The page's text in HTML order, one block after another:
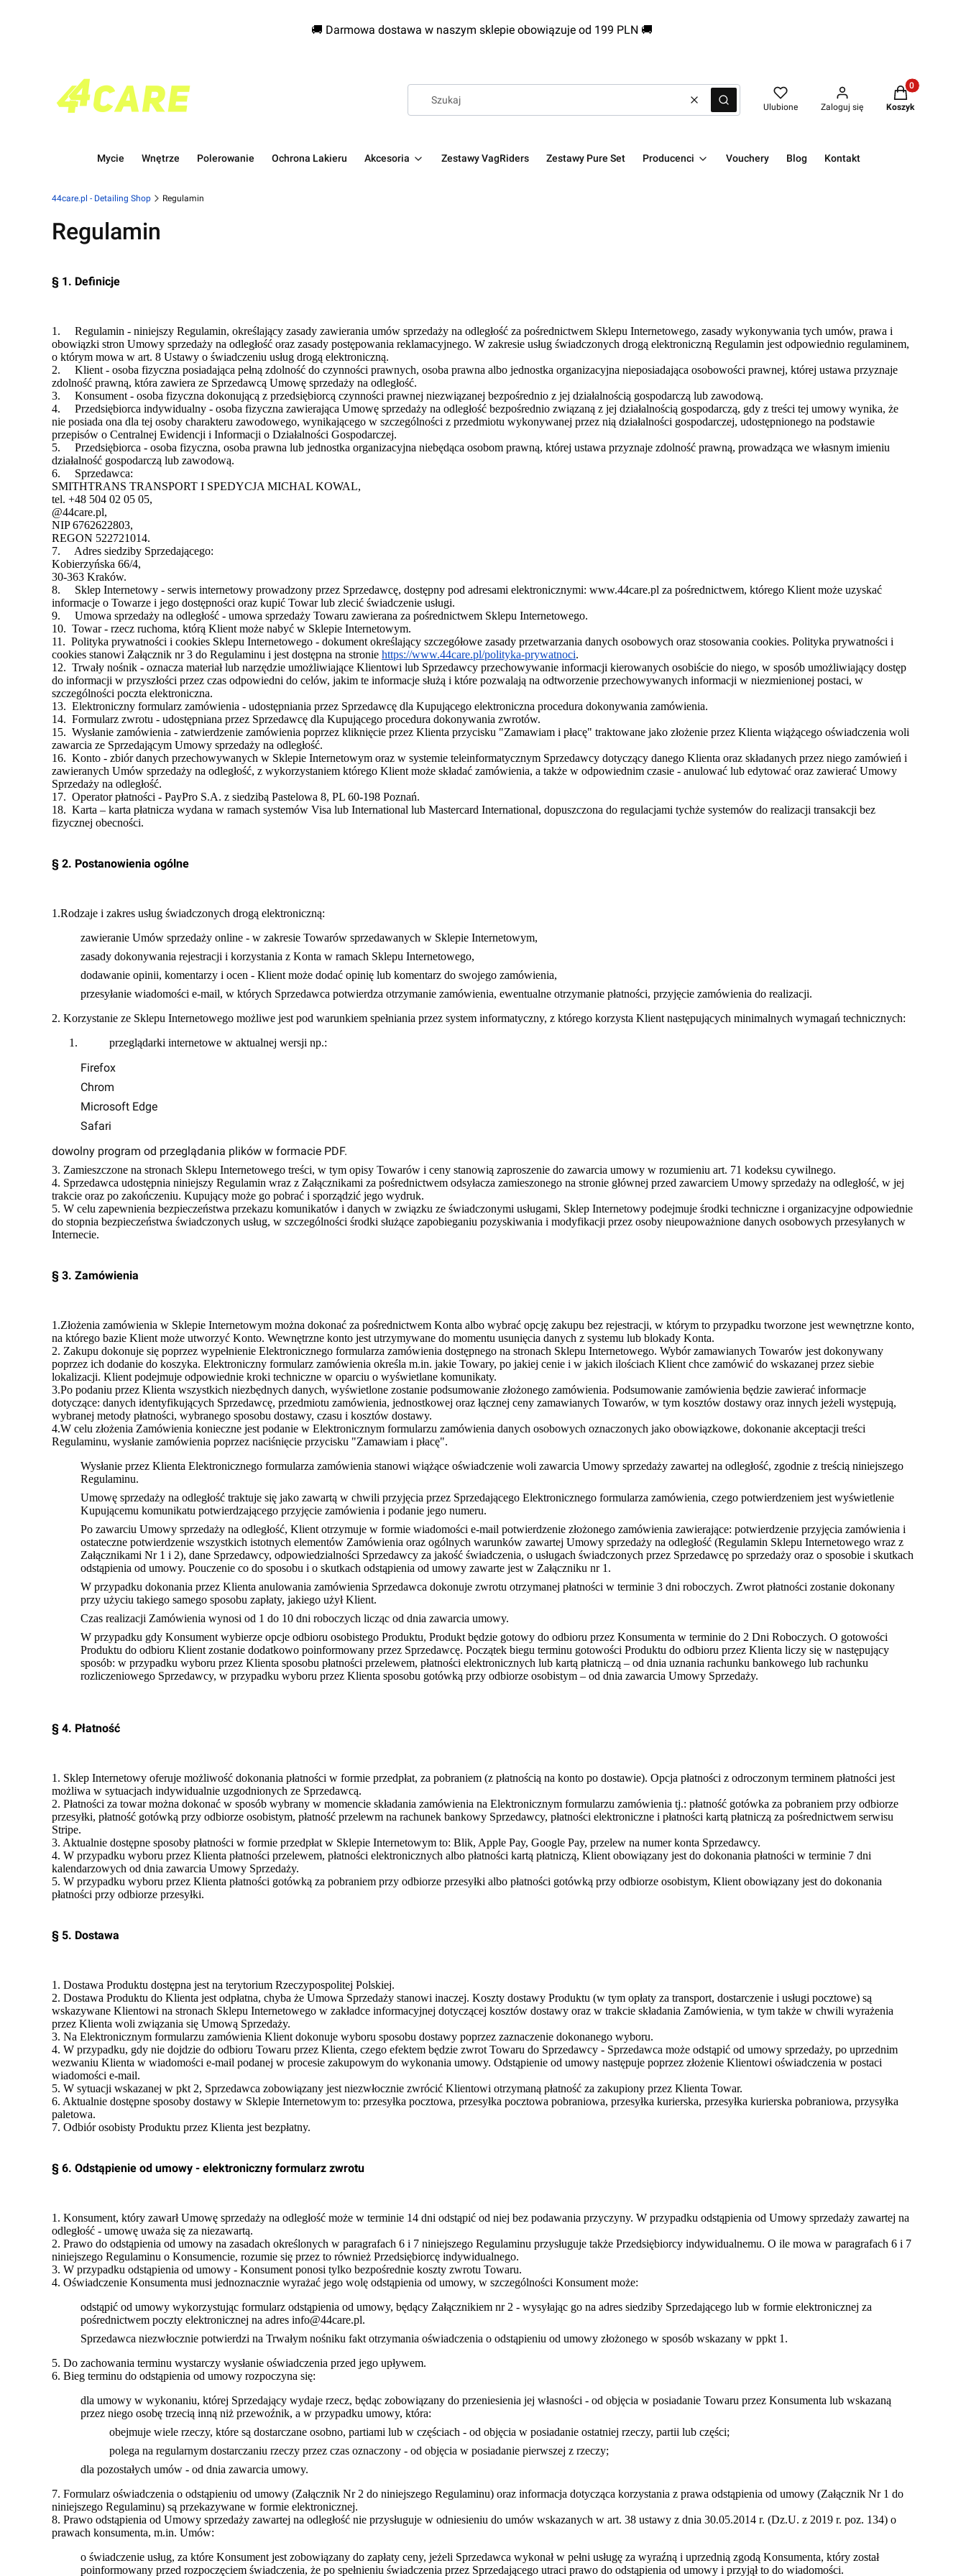
🚚 Darmowa dostawa w naszym sklepie obowiązuje od 199 PLN 🚚
WyczyśćSzukaj Ulubione Zaloguj się
Produkty w
Koszyk
Mycie Wnętrze Polerowanie Ochrona Lakieru Akcesoria Zestawy VagRiders Zestawy Pure Set Producenci Vouchery Blog Kontakt
44care.pl - Detailing Shop Regulamin
Regulamin
§ 1. Definicje
1. Regulamin - niniejszy Regulamin, określający zasady zawierania umów sprzedaży na odległość za pośrednictwem Sklepu Internetowego, zasady wykonywania tych umów, prawa i
obowiązki stron Umowy sprzedaży na odległość oraz zasady postępowania reklamacyjnego. W zakresie usług świadczonych drogą elektroniczną Regulamin jest odpowiednio regulaminem,
o którym mowa w art. 8 Ustawy o świadczeniu usług drogą elektroniczną.
2. Klient - osoba fizyczna posiadająca pełną zdolność do czynności prawnych, osoba prawna albo jednostka organizacyjna nieposiadająca osobowości prawnej, której ustawa przyznaje
zdolność prawną, która zawiera ze Sprzedawcą Umowę sprzedaży na odległość.
3. Konsument - osoba fizyczna dokonującą z przedsiębiorcą czynności prawnej niezwiązanej bezpośrednio z jej działalnością gospodarczą lub zawodową.
4. Przedsiębiorca indywidualny - osoba fizyczna zawierająca Umowę sprzedaży na odległość bezpośrednio związaną z jej działalnością gospodarczą, gdy z treści tej umowy wynika, że
nie posiada ona dla tej osoby charakteru zawodowego, wynikającego w szczególności z przedmiotu wykonywanej przez nią działalności gospodarczej, udostępnionego na podstawie
przepisów o Centralnej Ewidencji i Informacji o Działalności Gospodarczej.
5. Przedsiębiorca - osoba fizyczna, osoba prawna lub jednostka organizacyjna niebędąca osobom prawną, której ustawa przyznaje zdolność prawną, prowadząca we własnym imieniu
działalność gospodarczą lub zawodową.
6. Sprzedawca:
SMITHTRANS TRANSPORT I SPEDYCJA MICHAL KOWAL,
tel. +48 504 02 05 05,
@44care.pl,
NIP 6762622803,
REGON 522721014.
7. Adres siedziby Sprzedającego:
Kobierzyńska 66/4,
30-363 Kraków.
8. Sklep Internetowy - serwis internetowy prowadzony przez Sprzedawcę, dostępny pod adresami elektronicznymi: www.44care.pl za pośrednictwem, którego Klient może uzyskać
informacje o Towarze i jego dostępności oraz kupić Towar lub zlecić świadczenie usługi.
9. Umowa sprzedaży na odległość - umowa sprzedaży Towaru zawierana za pośrednictwem Sklepu Internetowego.
10. Towar - rzecz ruchoma, którą Klient może nabyć w Sklepie Internetowym.
11. Polityka prywatności i cookies Sklepu Internetowego - dokument określający szczegółowe zasady przetwarzania danych osobowych oraz stosowania cookies. Polityka prywatności i
cookies stanowi Załącznik nr 3 do Regulaminu i jest dostępna na stronie https://www.44care.pl/polityka-prywatnoci.
12. Trwały nośnik - oznacza materiał lub narzędzie umożliwiające Klientowi lub Sprzedawcy przechowywanie informacji kierowanych osobiście do niego, w sposób umożliwiający dostęp
do informacji w przyszłości przez czas odpowiedni do celów, jakim te informacje służą i które pozwalają na odtworzenie przechowywanych informacji w niezmienionej postaci, w
szczególności poczta elektroniczna.
13. Elektroniczny formularz zamówienia - udostępniania przez Sprzedawcę dla Kupującego elektroniczna procedura dokonywania zamówienia.
14. Formularz zwrotu - udostępniana przez Sprzedawcę dla Kupującego procedura dokonywania zwrotów.
15. Wysłanie zamówienia - zatwierdzenie zamówienia poprzez kliknięcie przez Klienta przycisku "Zamawiam i płacę" traktowane jako złożenie przez Klienta wiążącego oświadczenia woli
zawarcia ze Sprzedającym Umowy sprzedaży na odległość.
16. Konto - zbiór danych przechowywanych w Sklepie Internetowym oraz w systemie teleinformatycznym Sprzedawcy dotyczący danego Klienta oraz składanych przez niego zamówień i
zawieranych Umów sprzedaży na odległość, z wykorzystaniem którego Klient może składać zamówienia, a także w odpowiednim czasie - anulować lub edytować oraz zawierać Umowy
Sprzedaży na odległość.
17. Operator płatności - PayPro S.A. z siedzibą Pastelowa 8, PL 60-198 Poznań.
18. Karta – karta płatnicza wydana w ramach systemów Visa lub International lub Mastercard International, dopuszczona do regulacjami tychże systemów do realizacji transakcji bez
fizycznej obecności.
§ 2. Postanowienia ogólne
1.Rodzaje i zakres usług świadczonych drogą elektroniczną:
zawieranie Umów sprzedaży online - w zakresie Towarów sprzedawanych w Sklepie Internetowym,
zasady dokonywania rejestracji i korzystania z Konta w ramach Sklepu Internetowego,
dodawanie opinii, komentarzy i ocen - Klient może dodać opinię lub komentarz do swojego zamówienia,
przesyłanie wiadomości e-mail, w których Sprzedawca potwierdza otrzymanie zamówienia, ewentualne otrzymanie płatności, przyjęcie zamówienia do realizacji.
2. Korzystanie ze Sklepu Internetowego możliwe jest pod warunkiem spełniania przez system informatyczny, z którego korzysta Klient następujących minimalnych wymagań technicznych:
przeglądarki internetowe w aktualnej wersji np.:
Firefox
Chrom
Microsoft Edge
Safari
dowolny program od przeglądania plików w formacie PDF.
3. Zamieszczone na stronach Sklepu Internetowego treści, w tym opisy Towarów i ceny stanowią zaproszenie do zawarcia umowy w rozumieniu art. 71 kodeksu cywilnego.
4. Sprzedawca udostępnia niniejszy Regulamin wraz z Załącznikami za pośrednictwem odsyłacza zamieszonego na stronie głównej przed zawarciem Umowy sprzedaży na odległość, w jej
trakcie oraz po zakończeniu. Kupujący może go pobrać i sporządzić jego wydruk.
5. W celu zapewnienia bezpieczeństwa przekazu komunikatów i danych w związku ze świadczonymi usługami, Sklep Internetowy podejmuje środki techniczne i organizacyjne odpowiednie
do stopnia bezpieczeństwa świadczonych usług, w szczególności środki służące zapobieganiu pozyskiwania i modyfikacji przez osoby nieupoważnione danych osobowych przesyłanych w
Internecie.
§ 3. Zamówienia
1.Złożenia zamówienia w Sklepie Internetowym można dokonać za pośrednictwem Konta albo wybrać opcję zakupu bez rejestracji, w którym to przypadku tworzone jest wewnętrzne konto,
na którego bazie Klient może utworzyć Konto. Wewnętrzne konto jest utrzymywane do momentu usunięcia danych z systemu lub blokady Konta.
2. Zakupu dokonuje się poprzez wypełnienie Elektronicznego formularza zamówienia dostępnego na stronach Sklepu Internetowego. Wybór zamawianych Towarów jest dokonywany
poprzez ich dodanie do koszyka. Elektroniczny formularz zamówienia określa m.in. jakie Towary, po jakiej cenie i w jakich ilościach Klient chce zamówić do wskazanej przez siebie
lokalizacji. Klient podejmuje odpowiednie kroki techniczne w oparciu o wyświetlane komunikaty.
3.Po podaniu przez Klienta wszystkich niezbędnych danych, wyświetlone zostanie podsumowanie złożonego zamówienia. Podsumowanie zamówienia będzie zawierać informacje
dotyczące: danych identyfikujących Sprzedawcę, przedmiotu zamówienia, jednostkowej oraz łącznej ceny zamawianych Towarów, w tym kosztów dostawy oraz innych jeżeli występują,
wybranej metody płatności, wybranego sposobu dostawy, czasu i kosztów dostawy.
4.W celu złożenia Zamówienia konieczne jest podanie w Elektronicznym formularzu zamówienia danych osobowych oznaczonych jako obowiązkowe, dokonanie akceptacji treści
Regulaminu, wysłanie zamówienia poprzez naciśnięcie przycisku "Zamawiam i płacę".
Wysłanie przez Klienta Elektronicznego formularza zamówienia stanowi wiążące oświadczenie woli zawarcia Umowy sprzedaży zawartej na odległość, zgodnie z treścią niniejszego
Regulaminu.
Umowę sprzedaży na odległość traktuje się jako zawartą w chwili przyjęcia przez Sprzedającego Elektronicznego formularza zamówienia, czego potwierdzeniem jest wyświetlenie
Kupującemu komunikatu potwierdzającego przyjęcie zamówienia i podanie jego numeru.
Po zawarciu Umowy sprzedaży na odległość, Klient otrzymuje w formie wiadomości e-mail potwierdzenie złożonego zamówienia zawierające: potwierdzenie przyjęcia zamówienia i
ostateczne potwierdzenie wszystkich istotnych elementów Zamówienia oraz ogólnych warunków zawartej Umowy sprzedaży na odległość (Regulamin Sklepu Internetowego wraz z
Załącznikami Nr 1 i 2), dane Sprzedawcy, odpowiedzialności Sprzedawcy za jakość świadczenia, o usługach świadczonych przez Sprzedawcę po sprzedaży oraz o sposobie i skutkach
odstąpienia od umowy. Pouczenie co do sposobu i o skutkach odstąpienia od umowy zawarte jest w Załączniku nr 1.
W przypadku dokonania przez Klienta anulowania zamówienia Sprzedawca dokonuje zwrotu otrzymanej płatności w terminie 3 dni roboczych. Zwrot płatności zostanie dokonany
przy użyciu takiego samego sposobu zapłaty, jakiego użył Klient.
Czas realizacji Zamówienia wynosi od 1 do 10 dni roboczych licząc od dnia zawarcia umowy.
W przypadku gdy Konsument wybierze opcje odbioru osobistego Produktu, Produkt będzie gotowy do odbioru przez Konsumenta w terminie do 2 Dni Roboczych. O gotowości
Produktu do odbioru Klient zostanie dodatkowo poinformowany przez Sprzedawcę. Początek biegu terminu gotowości Produktu do odbioru przez Klienta liczy się w następujący
sposób: w przypadku wyboru przez Klienta sposobu płatności przelewem, płatności elektronicznych lub kartą płatniczą – od dnia uznania rachunku bankowego lub rachunku
rozliczeniowego Sprzedawcy, w przypadku wyboru przez Klienta sposobu gotówką przy odbiorze osobistym – od dnia zawarcia Umowy Sprzedaży.
§ 4. Płatność
1. Sklep Internetowy oferuje możliwość dokonania płatności w formie przedpłat, za pobraniem (z płatnością na konto po dostawie). Opcja płatności z odroczonym terminem płatności jest
możliwa w sytuacjach indywidualnie uzgodnionych ze Sprzedawcą.
2. Płatności za towar można dokonać w sposób wybrany w momencie składania zamówienia na Elektronicznym formularzu zamówienia tj.: płatność gotówka za pobraniem przy odbiorze
przesyłki, płatność gotówką przy odbiorze osobistym, płatność przelewm na rachunek bankowy Sprzedawcy, płatności elektroniczne i płatności kartą płatniczą za pośrednictwem serwisu
Stripe.
3. Aktualnie dostępne sposoby płatności w formie przedpłat w Sklepie Internetowym to: Blik, Apple Pay, Google Pay, przelew na numer konta Sprzedawcy.
4. W przypadku wyboru przez Klienta płatności przelewem, płatności elektronicznych albo płatności kartą płatniczą, Klient obowiązany jest do dokonania płatności w terminie 7 dni
kalendarzowych od dnia zawarcia Umowy Sprzedaży.
5. W przypadku wyboru przez Klienta płatności gotówką za pobraniem przy odbiorze przesyłki albo płatności gotówką przy odbiorze osobistym, Klient obowiązany jest do dokonania
płatności przy odbiorze przesyłki.
§ 5. Dostawa
1. Dostawa Produktu dostępna jest na terytorium Rzeczypospolitej Polskiej.
2. Dostawa Produktu do Klienta jest odpłatna, chyba że Umowa Sprzedaży stanowi inaczej. Koszty dostawy Produktu (w tym opłaty za transport, dostarczenie i usługi pocztowe) są
wskazywane Klientowi na stronach Sklepu Internetowego w zakładce informacyjnej dotyczącej kosztów dostawy oraz w trakcie składania Zamówienia, w tym także w chwili wyrażenia
przez Klienta woli związania się Umową Sprzedaży.
3. Na Elektronicznym formularzu zamówienia Klient dokonuje wyboru sposobu dostawy poprzez zaznaczenie dokonanego wyboru.
4. W przypadku, gdy nie dojdzie do odbioru Towaru przez Klienta, czego efektem będzie zwrot Towaru do Sprzedawcy - Sprzedawca może odstąpić od umowy sprzedaży, po uprzednim
wezwaniu Klienta w wiadomości e-mail podanej w procesie zakupowym do wykonania umowy. Odstąpienie od umowy następuje poprzez złożenie Klientowi oświadczenia w postaci
wiadomości e-mail.
5. W sytuacji wskazanej w pkt 2, Sprzedawca zobowiązany jest niezwłocznie zwrócić Klientowi otrzymaną płatność za zakupiony przez Klienta Towar.
6. Aktualnie dostępne sposoby dostawy w Sklepie Internetowym to: przesyłka pocztowa, przesyłka pocztowa pobraniowa, przesyłka kurierska, przesyłka kurierska pobraniowa, przysyłka
paletowa.
7. Odbiór osobisty Produktu przez Klienta jest bezpłatny.
§ 6. Odstąpienie od umowy - elektroniczny formularz zwrotu
1. Konsument, który zawarł Umowę sprzedaży na odległość może w terminie 14 dni odstąpić od niej bez podawania przyczyny. W przypadku odstąpienia od Umowy sprzedaży zawartej na
odległość - umowę uważa się za niezawartą.
2. Prawo do odstąpienia od umowy na zasadach określonych w paragrafach 6 i 7 niniejszego Regulaminu przysługuje także Przedsiębiorcy indywidualnemu. O ile mowa w paragrafach 6 i 7
niniejszego Regulaminu o Konsumencie, rozumie się przez to również Przedsiębiorcę indywidualnego.
3. W przypadku odstąpienia od umowy - Konsument ponosi tylko bezpośrednie koszty zwrotu Towaru.
4. Oświadczenie Konsumenta musi jednoznacznie wyrażać jego wolę odstąpienia od umowy, w szczególności Konsument może:
odstąpić od umowy wykorzystując formularz odstąpienia od umowy, będący Załącznikiem nr 2 - wysyłając go na adres siedziby Sprzedającego lub w formie elektronicznej za
pośrednictwem poczty elektronicznej na adres info@44care.pl.
Sprzedawca niezwłocznie potwierdzi na Trwałym nośniku fakt otrzymania oświadczenia o odstąpieniu od umowy złożonego w sposób wskazany w ppkt 1.
5. Do zachowania terminu wystarczy wysłanie oświadczenia przed jego upływem.
6. Bieg terminu do odstąpienia od umowy rozpoczyna się:
dla umowy w wykonaniu, której Sprzedający wydaje rzecz, będąc zobowiązany do przeniesienia jej własności - od objęcia w posiadanie Towaru przez Konsumenta lub wskazaną
przez niego osobę trzecią inną niż przewoźnik, a w przypadku umowy, która:
obejmuje wiele rzeczy, które są dostarczane osobno, partiami lub w częściach - od objęcia w posiadanie ostatniej rzeczy, partii lub części;
polega na regularnym dostarczaniu rzeczy przez czas oznaczony - od objęcia w posiadanie pierwszej z rzeczy;
dla pozostałych umów - od dnia zawarcia umowy.
7. Formularz oświadczenia o odstąpieniu od umowy (Załącznik Nr 2 do niniejszego Regulaminu) oraz informacja dotycząca korzystania z prawa odstąpienia od umowy (Załącznik Nr 1 do
niniejszego Regulaminu) są przekazywane w formie elektronicznej.
8. Prawo odstąpienia od Umowy sprzedaży zawartej na odległość nie przysługuje w odniesieniu do umów wskazanych w art. 38 ustawy z dnia 30.05.2014 r. (Dz.U. z 2019 r. poz. 134) o
prawach konsumenta, m.in. Umów:
o świadczenie usług, za które Konsument jest zobowiązany do zapłaty ceny, jeżeli Sprzedawca wykonał w pełni usługę za wyraźną i uprzednią zgodą Konsumenta, który został
poinformowany przed rozpoczęciem świadczenia, że po spełnieniu świadczenia przez Sprzedającego utraci prawo do odstąpienia od umowy i przyjął to do wiadomości.